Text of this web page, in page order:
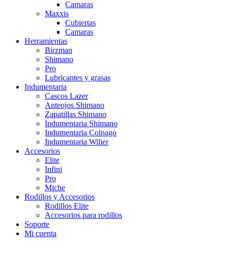
Camaras
Maxxis
Cubiertas
Camaras
Herramientas
Birzman
Shimano
Pro
Lubricantes y grasas
Indumentaria
Cascos Lazer
Anteojos Shimano
Zapatillas Shimano
Indumentaria Shimano
Indumentaria Colnago
Indumentaria Wilier
Accesorios
Elite
Infini
Pro
Miche
Rodillos y Accesorios
Rodillos Elite
Accesorios para rodillos
Soporte
Mi cuenta